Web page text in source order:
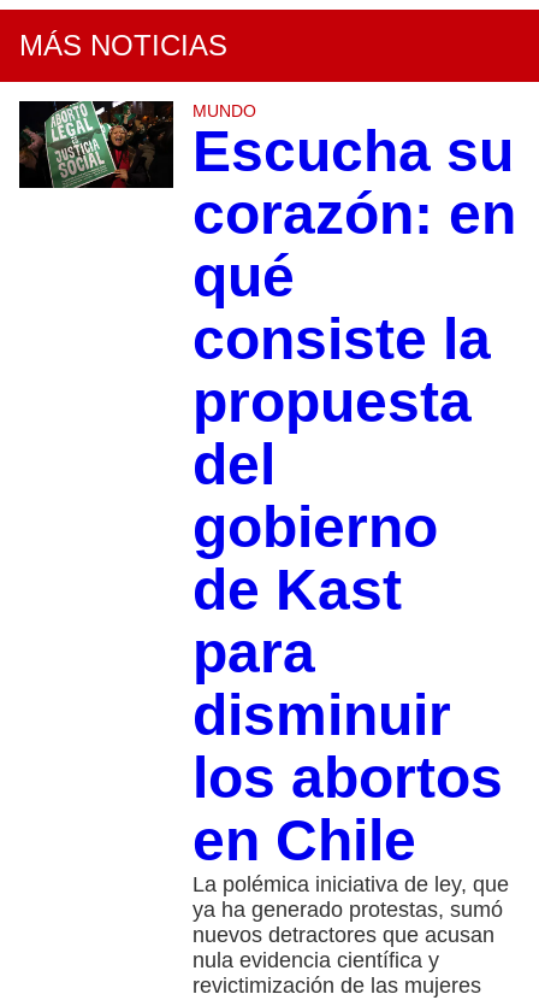
MÁS NOTICIAS
MUNDO
Escucha su
corazón: en
qué
consiste la
propuesta
del
gobierno
de Kast
para
disminuir
los abortos
en Chile
La polémica iniciativa de ley, que
ya ha generado protestas, sumó
nuevos detractores que acusan
nula evidencia científica y
revictimización de las mujeres